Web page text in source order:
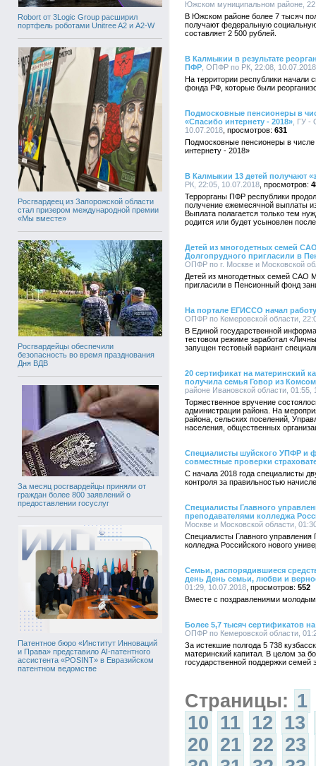
Robort от 3Logic Group расширил
портфель роботами Unitree A2 и A2-W
Росгвардеец из Запорожской области
стал призером международной премии
«Мы вместе»
Росгвардейцы обеспечили
безопасность во время празднования
Дня ВДВ
За месяц росгвардейцы приняли от
граждан более 800 заявлений о
предоставлении госуслуг
Патентное бюро «Институт Инноваций
и Права» представило AI-патентного
ассистента «POSINT» в Евразийском
патентном ведомстве
Южском муниципальном районе,
В Южском районе более 7 тысяч
получают федеральную
составляет 2 500 рублей.
В Калмыкии в результате
ПФР , ОПФР по РК, 22:08, 10.07.2018
На территории республики начали
фонда РФ, которые были
Подмосковные пенсионеры в
«Спасибо интернету - 2018» , ГУ -
10.07.2018
631
Подмосковные пенсионеры в числе
интернету - 2018»
В Калмыкии 13 детей получают
РК, 22:05, 10.07.2018
Террорганы ПФР республики
получение ежемесячной выплаты
Выплата полагается только тем
родится или будет усыновлен
Детей из многодетных семей
Долгопрудного пригласили в
ОПФР по г. Москве и Московской
Детей из многодетных семей САО
пригласили в Пенсионный фонд
На портале ЕГИССО начал
ОПФР по Кемеровской области,
В Единой государственной
тестовом режиме заработал
запущен тестовый вариант
20 сертификат на материнский
получила семья Говор из
районе Ивановской области, 01:55,
Торжественное вручение
администрации района. На
района, сельских поселений,
населения, общественных
Cпециалисты шуйского УПФР и
совместные проверки
С начала 2018 года специалисты
контроля за правильностью
Специалисты Главного
преподавателями колледжа
Москве и Московской области,
Специалисты Главного
колледжа Российского нового
Семьи, распорядившиеся
день День семьи, любви и
01:29, 10.07.2018
552
Вместе с поздравлениями
Более 5,7 тысяч сертификатов
ОПФР по Кемеровской области,
За истекшие полгода 5 738
материнский капитал. В целом за
государственной поддержки
Страницы: 1
10 11 12 13
20 21 22 23